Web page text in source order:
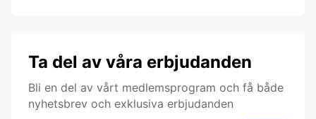
Ta del av våra erbjudanden
Bli en del av vårt medlemsprogram och få både
nyhetsbrev och exklusiva erbjudanden